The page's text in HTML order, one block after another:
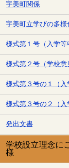
宇美町関係
宇美町立学びの多
様式第１号（入学等
様式第２号（学校意
様式第３号の１（入
様式第３号の２（入
発出文書
学校設立理念に
様